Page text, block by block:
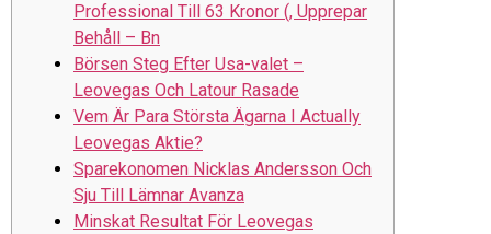
Professional Till 63 Kronor (, Upprepar
Behåll – Bn
Börsen Steg Efter Usa-valet –
Leovegas Och Latour Rasade
Vem Är Para Största Ägarna I Actually
Leovegas Aktie?
Sparekonomen Nicklas Andersson Och
Sju Till Lämnar Avanza
Minskat Resultat För Leovegas